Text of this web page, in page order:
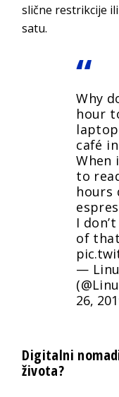
slične restrikcije
satu.
Why
hour
café
When
to
hours
I
of
—
26,
Digitalni
života?